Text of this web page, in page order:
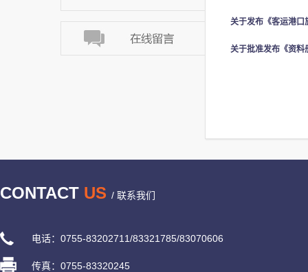
关于发布《客运港口
关于批准发布《资料
CONTACT US / 联系我们
电话：0755-83202711/83321785/83070606
传真：0755-83320245